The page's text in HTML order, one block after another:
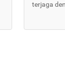
terjaga